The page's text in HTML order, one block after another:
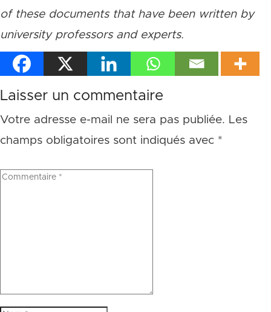
of these documents that have been written by
university professors and experts.
Laisser un commentaire
Votre adresse e-mail ne sera pas publiée. Les
champs obligatoires sont indiqués avec *